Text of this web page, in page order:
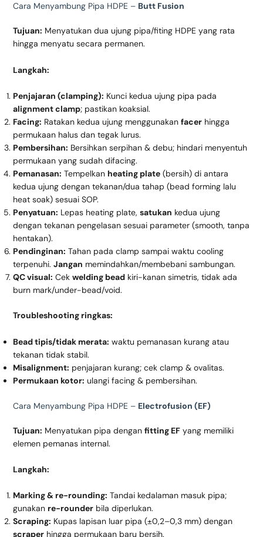
Cara Menyambung Pipa HDPE – Butt Fusion
Tujuan: Menyatukan dua ujung pipa/fiting HDPE yang rata
hingga menyatu secara permanen.
Langkah:
Penjajaran (clamping): Kunci kedua ujung pipa pada
alignment clamp; pastikan koaksial.
Facing: Ratakan kedua ujung menggunakan facerhingga
permukaan halus dan tegak lurus.
Pembersihan: Bersihkan serpihan & debu; hindari menyentuh
permukaan yang sudah difacing.
Pemanasan: Tempelkan heating plate(bersih) di antara
kedua ujung dengan tekanan/dua tahap (bead forming lalu
heat soak) sesuai SOP.
Penyatuan: Lepas heating plate, satukan kedua ujung
dengan tekanan pengelasan sesuai parameter (smooth, tanpa
hentakan).
Pendinginan: Tahan pada clamp sampai waktu cooling
terpenuhi. Jangan memindahkan/membebani sambungan.
QC visual: Cek welding beadkiri-kanan simetris, tidak ada
burn mark/under-bead/void.
Troubleshooting ringkas:
Bead tipis/tidak merata: waktu pemanasan kurang atau
tekanan tidak stabil.
Misalignment: penjajaran kurang; cek clamp & ovalitas.
Permukaan kotor: ulangi facing & pembersihan.
Cara Menyambung Pipa HDPE – Electrofusion (EF)
Tujuan: Menyatukan pipa dengan fitting EFyang memiliki
elemen pemanas internal.
Langkah:
Marking & re-rounding: Tandai kedalaman masuk pipa;
gunakan re-rounderbila diperlukan.
Scraping: Kupas lapisan luar pipa (±0,2–0,3 mm) dengan
scraperhingga permukaan baru bersih.